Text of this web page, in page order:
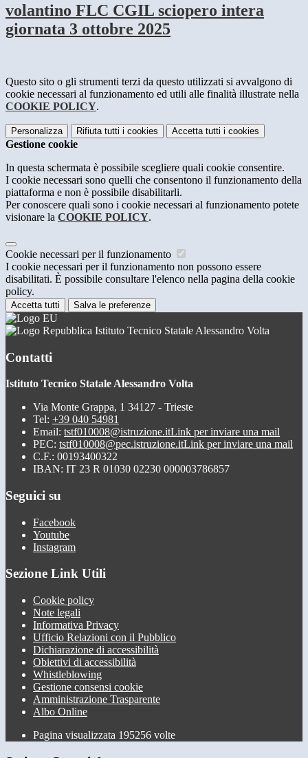
volantino FLC CGIL sciopero intera
giornata 3 ottobre 2025
Questo sito o gli strumenti terzi da questo utilizzati si avvalgono di
cookie necessari al funzionamento ed utili alle finalità illustrate nella
COOKIE POLICY.
Personalizza Rifiuta tutti i cookies Accetta tutti i cookies
Gestione cookie
In questa schermata è possibile scegliere quali cookie consentire.
I cookie necessari sono quelli che consentono il funzionamento della
piattaforma e non è possibile disabilitarli.
Per conoscere quali sono i cookie necessari al funzionamento potete
visionare la COOKIE POLICY.
Cookie necessari per il funzionamento
I cookie necessari per il funzionamento non possono essere
disabilitati. È possibile consultare l'elenco nella pagina della cookie
policy.
Accetta tutti Salva le preferenze
Istituto Tecnico Statale Alessandro Volta
Contatti
Istituto Tecnico Statale Alessandro Volta
Via Monte Grappa, 1 34127 - Trieste
Tel: +39 040 54981
Email: tstf010008@istruzione.itLink per inviare una mail
PEC: tstf010008@pec.istruzione.itLink per inviare una mail
C.F.: 00193400322
IBAN: IT 23 R 01030 02230 000003786857
Seguici su
Facebook
Youtube
Instagram
Sezione Link Utili
Cookie policy
Note legali
Informativa Privacy
Ufficio Relazioni con il Pubblico
Dichiarazione di accessibilità
Obiettivi di accessibilità
Whistleblowing
Gestione consensi cookie
Amministrazione Trasparente
Albo Online
Pagina visualizzata 195256 volte